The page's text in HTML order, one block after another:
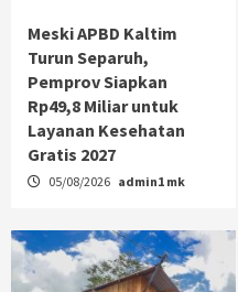
Meski APBD Kaltim
Turun Separuh,
Pemprov Siapkan
Rp49,8 Miliar untuk
Layanan Kesehatan
Gratis 2027
05/08/2026 admin1 mk